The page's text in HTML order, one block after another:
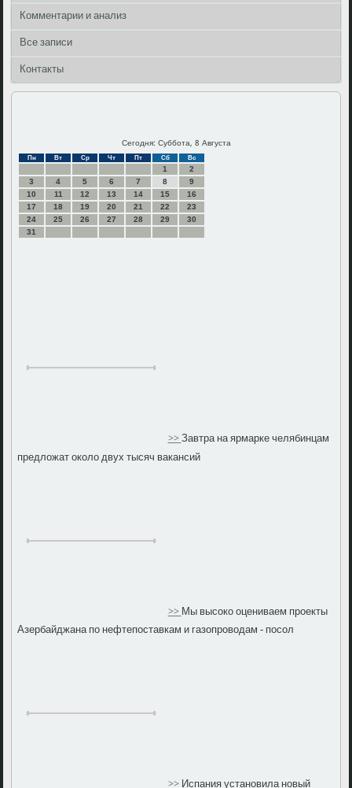
Комментарии и анализ
Все записи
Контакты
Сегодня: Суббота, 8 Августа
Пн Вт Ср Чт Пт Сб Вс
1
2
3
4 5 6 7 8
9
10
11 12 13 14 15
16
17
18 19 20 21 22
23
24
25 26 27 28 29
30
31
>>Завтра на ярмарке челябинцам
предложат около двух тысяч вакансий
>>Мы высоко оцениваем проекты
Азербайджана по нефтепоставкам и газопроводам - посол
>>Испания установила новый